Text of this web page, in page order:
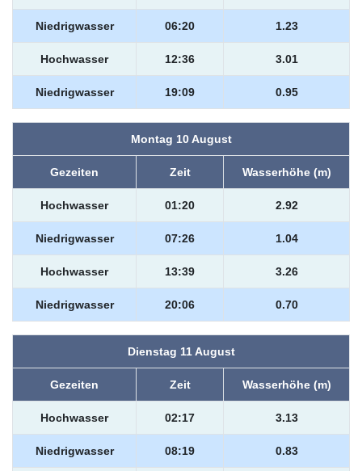
Niedrigwasser 06:20 1.23
Hochwasser 12:36 3.01
Niedrigwasser 19:09 0.95
Montag 10 August
Gezeiten Zeit Wasserhöhe (m)
Hochwasser 01:20 2.92
Niedrigwasser 07:26 1.04
Hochwasser 13:39 3.26
Niedrigwasser 20:06 0.70
Dienstag 11 August
Gezeiten Zeit Wasserhöhe (m)
Hochwasser 02:17 3.13
Niedrigwasser 08:19 0.83